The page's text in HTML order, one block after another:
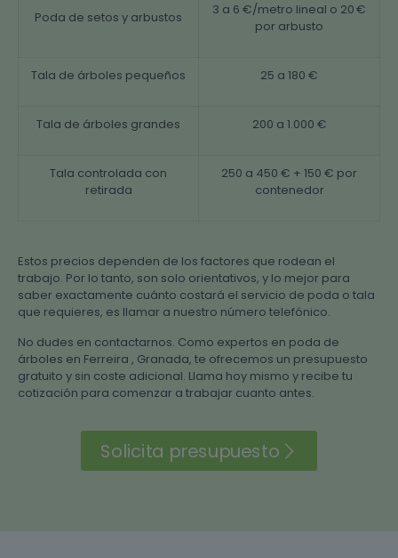
Poda de setos y arbustos
3 a 6 €/metro lineal o 20 €
por arbusto
Tala de árboles pequeños 25 a 180 €
Tala de árboles grandes 200 a 1.000 €
Tala controlada con
retirada
250 a 450 € + 150 € por
contenedor
Estos precios dependen de los factores que rodean el
trabajo. Por lo tanto, son solo orientativos, y lo mejor para
saber exactamente cuánto costará el servicio de poda o tala
que requieres, es llamar a nuestro número telefónico.
No dudes en contactarnos. Como expertos en poda de
árboles en Ferreira , Granada, te ofrecemos un presupuesto
gratuito y sin coste adicional. Llama hoy mismo y recibe tu
cotización para comenzar a trabajar cuanto antes.
Solicita presupuesto